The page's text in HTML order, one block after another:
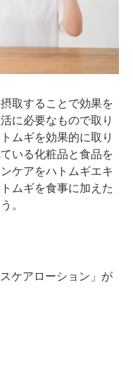
取することで効果を
に必要なもので取り
ムギを効果的に取り
いる化粧品と食品を
ケアをハトムギエキ
ムギを食事に加えた
。
ケアローション」が